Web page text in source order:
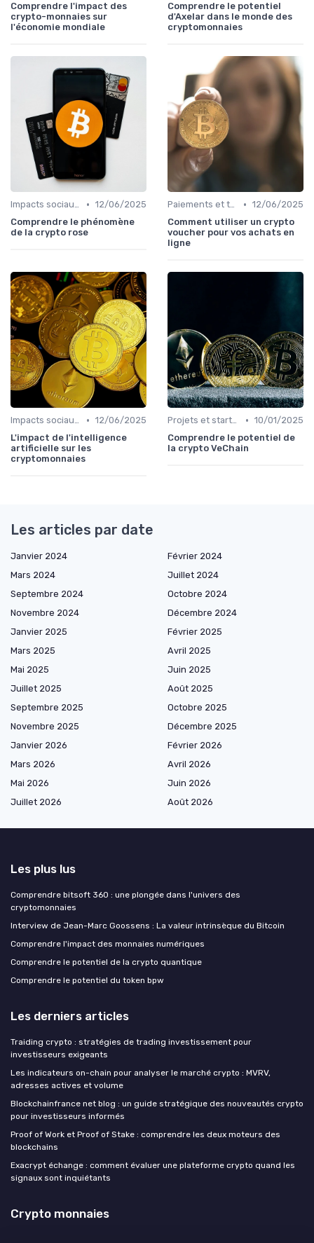
Comprendre l'impact des
crypto-monnaies sur
l'économie mondiale
Comprendre le potentiel
d'Axelar dans le monde des
cryptomonnaies
Impacts sociaux et économiques • 12/06/2025
Comprendre le phénomène
de la crypto rose
Paiements et transactions • 12/06/2025
Comment utiliser un crypto
voucher pour vos achats en
ligne
Impacts sociaux et économiques • 12/06/2025
L'impact de l'intelligence
artificielle sur les
cryptomonnaies
Projets et start-ups basés sur les cryptos • 10/01/2025
Comprendre le potentiel de
la crypto VeChain
Les articles par date
Janvier 2024
Février 2024
Mars 2024
Juillet 2024
Septembre 2024
Octobre 2024
Novembre 2024
Décembre 2024
Janvier 2025
Février 2025
Mars 2025
Avril 2025
Mai 2025
Juin 2025
Juillet 2025
Août 2025
Septembre 2025
Octobre 2025
Novembre 2025
Décembre 2025
Janvier 2026
Février 2026
Mars 2026
Avril 2026
Mai 2026
Juin 2026
Juillet 2026
Août 2026
Les plus lus
Comprendre bitsoft 360 : une plongée dans l'univers des
cryptomonnaies
Interview de Jean-Marc Goossens : La valeur intrinsèque du Bitcoin
Comprendre l'impact des monnaies numériques
Comprendre le potentiel de la crypto quantique
Comprendre le potentiel du token bpw
Les derniers articles
Traiding crypto : stratégies de trading investissement pour
investisseurs exigeants
Les indicateurs on-chain pour analyser le marché crypto : MVRV,
adresses actives et volume
Blockchainfrance net blog : un guide stratégique des nouveautés crypto
pour investisseurs informés
Proof of Work et Proof of Stake : comprendre les deux moteurs des
blockchains
Exacrypt échange : comment évaluer une plateforme crypto quand les
signaux sont inquiétants
Crypto monnaies